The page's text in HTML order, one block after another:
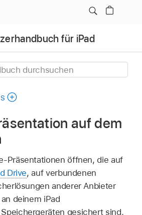
für iPad
auf dem
Präsentationen öffnen, die auf
Drive, auf verbundenen
anderer Anbieter
deinem iPad
gesichert sind.